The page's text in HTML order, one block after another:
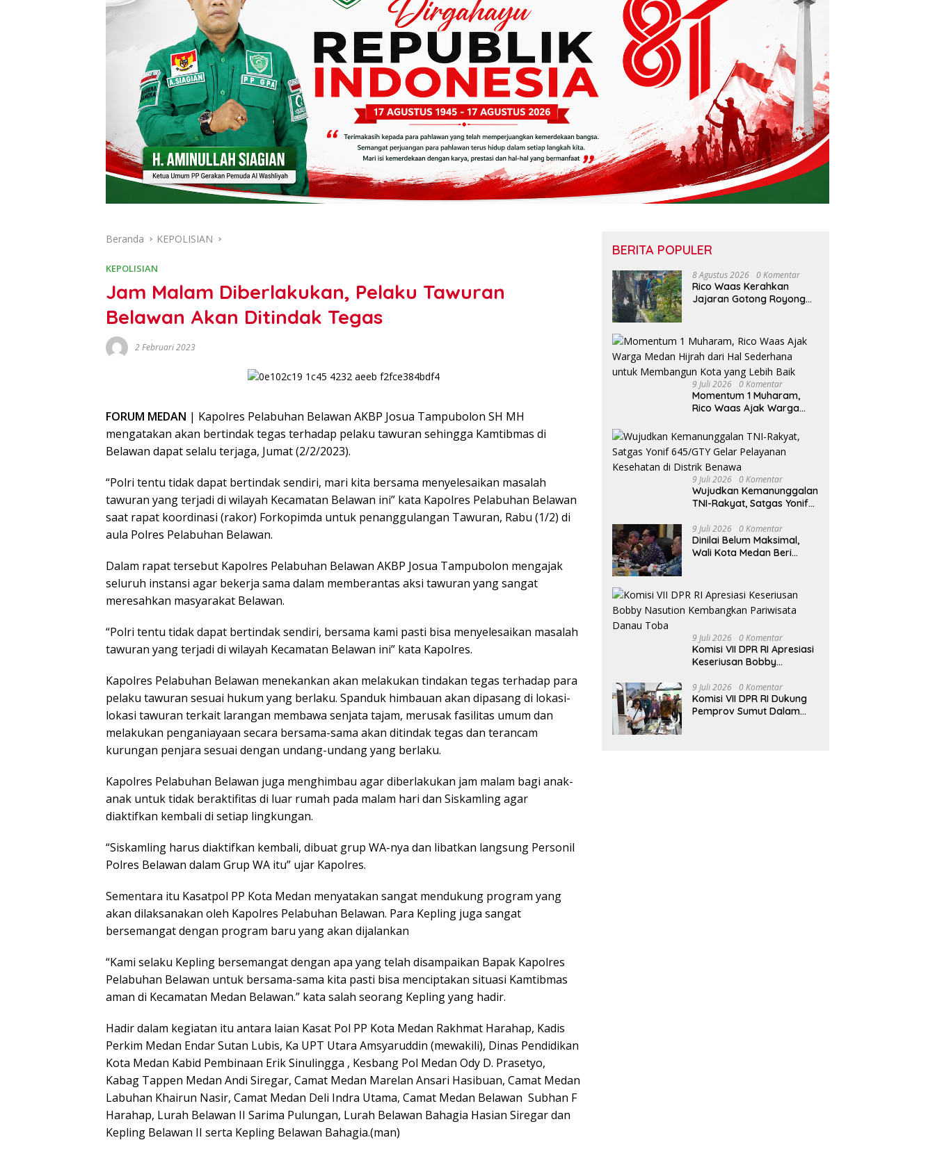
Beranda KEPOLISIAN
KEPOLISIAN
Jam Malam Diberlakukan, Pelaku Tawuran
Belawan Akan Ditindak Tegas
2 Februari 2023
FORUM MEDAN | Kapolres Pelabuhan Belawan AKBP Josua Tampubolon SH MH
mengatakan akan bertindak tegas terhadap pelaku tawuran sehingga Kamtibmas di
Belawan dapat selalu terjaga, Jumat (2/2/2023).
“Polri tentu tidak dapat bertindak sendiri, mari kita bersama menyelesaikan masalah
tawuran yang terjadi di wilayah Kecamatan Belawan ini” kata Kapolres Pelabuhan Belawan
saat rapat koordinasi (rakor) Forkopimda untuk penanggulangan Tawuran, Rabu (1/2) di
aula Polres Pelabuhan Belawan.
Dalam rapat tersebut Kapolres Pelabuhan Belawan AKBP Josua Tampubolon mengajak
seluruh instansi agar bekerja sama dalam memberantas aksi tawuran yang sangat
meresahkan masyarakat Belawan.
“Polri tentu tidak dapat bertindak sendiri, bersama kami pasti bisa menyelesaikan masalah
tawuran yang terjadi di wilayah Kecamatan Belawan ini” kata Kapolres.
Kapolres Pelabuhan Belawan menekankan akan melakukan tindakan tegas terhadap para
pelaku tawuran sesuai hukum yang berlaku. Spanduk himbauan akan dipasang di lokasi-
lokasi tawuran terkait larangan membawa senjata tajam, merusak fasilitas umum dan
melakukan penganiayaan secara bersama-sama akan ditindak tegas dan terancam
kurungan penjara sesuai dengan undang-undang yang berlaku.
Kapolres Pelabuhan Belawan juga menghimbau agar diberlakukan jam malam bagi anak-
anak untuk tidak beraktifitas di luar rumah pada malam hari dan Siskamling agar
diaktifkan kembali di setiap lingkungan.
“Siskamling harus diaktifkan kembali, dibuat grup WA-nya dan libatkan langsung Personil
Polres Belawan dalam Grup WA itu” ujar Kapolres.
Sementara itu Kasatpol PP Kota Medan menyatakan sangat mendukung program yang
akan dilaksanakan oleh Kapolres Pelabuhan Belawan. Para Kepling juga sangat
bersemangat dengan program baru yang akan dijalankan
“Kami selaku Kepling bersemangat dengan apa yang telah disampaikan Bapak Kapolres
Pelabuhan Belawan untuk bersama-sama kita pasti bisa menciptakan situasi Kamtibmas
aman di Kecamatan Medan Belawan.” kata salah seorang Kepling yang hadir.
Hadir dalam kegiatan itu antara laian Kasat Pol PP Kota Medan Rakhmat Harahap, Kadis
Perkim Medan Endar Sutan Lubis, Ka UPT Utara Amsyaruddin (mewakili), Dinas Pendidikan
Kota Medan Kabid Pembinaan Erik Sinulingga , Kesbang Pol Medan Ody D. Prasetyo,
Kabag Tappen Medan Andi Siregar, Camat Medan Marelan Ansari Hasibuan, Camat Medan
Labuhan Khairun Nasir, Camat Medan Deli Indra Utama, Camat Medan Belawan Subhan F
Harahap, Lurah Belawan II Sarima Pulungan, Lurah Belawan Bahagia Hasian Siregar dan
Kepling Belawan II serta Kepling Belawan Bahagia.(man)
BERITA POPULER
8 Agustus 2026 0 Komentar
Rico Waas Kerahkan
Jajaran Gotong Royong
Tebal
9 Juli 2026 0 Komentar
Momentum 1 Muharam,
Rico Waas Ajak Warga
Sederhana untuk
Membangun Kota yang
Lebih Baik
9 Juli 2026 0 Komentar
Wujudkan Kemanunggalan
TNI-Rakyat, Satgas Yonif
Kesehatan di Distrik
Benawa
9 Juli 2026 0 Komentar
Dinilai Belum Maksimal,
Wali Kota Medan Beri
9 Juli 2026 0 Komentar
Komisi VII DPR RI Apresiasi
Keseriusan Bobby
Pariwisata Danau Toba
9 Juli 2026 0 Komentar
Komisi VII DPR RI Dukung
Pemprov Sumut Dalam